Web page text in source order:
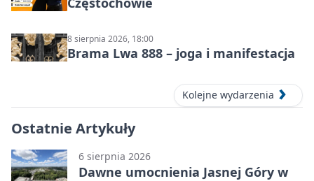
8 sierpnia 2026, 18:00
Brama Lwa 888 – joga i manifestacja
Kolejne wydarzenia
Ostatnie Artykuły
6 sierpnia 2026
Dawne umocnienia Jasnej Góry w